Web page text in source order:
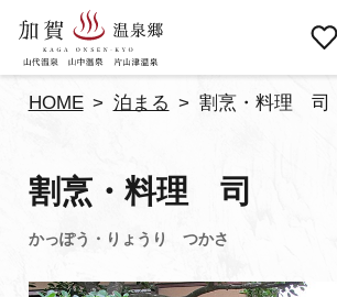
ージ
特集
見どころ 食べる
HOME 泊まる 割烹・料理 司
割烹・料理 司